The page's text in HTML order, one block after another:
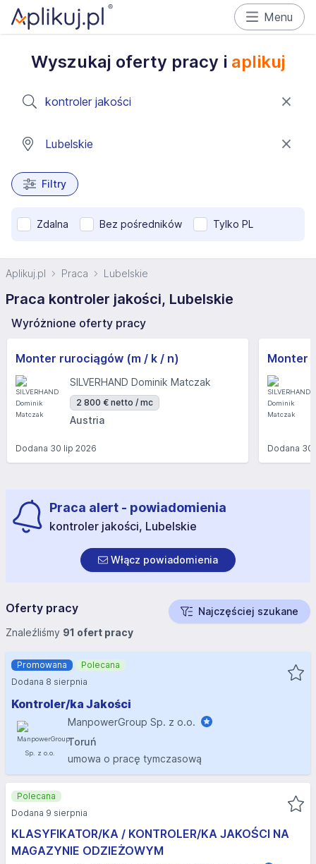
Menu
Wyszukaj oferty pracy i aplikuj
Filtry
Zdalna Bez pośredników Tylko PL
Aplikuj.pl Praca Lubelskie
Praca kontroler jakości, Lubelskie
Wyróżnione oferty pracy
Monter rurociągów (m / k / n)
SILVERHAND Dominik Matczak
2 800 € netto / mc
Austria
Dodana 30 lip 2026 Dodana 30
Praca alert - powiadomienia
kontroler jakości, Lubelskie
Włącz powiadomienia
Oferty pracy
Najczęściej szukane
Znaleźliśmy 91 ofert pracy
Kontroler/ka Jakości
ManpowerGroup Sp. z o.o.
Toruń
umowa o pracę tymczasową
Promowana
Polecana
Dodana 8 sierpnia
KLASYFIKATOR/KA / KONTROLER/KA JAKOŚCI NA
MAGAZYNIE ODZIEŻOWYM
Polecana
Dodana 9 sierpnia